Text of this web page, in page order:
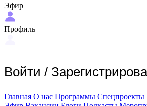
Эфир
Профиль
Войти /
Главная О нас Программы Спецпроекты